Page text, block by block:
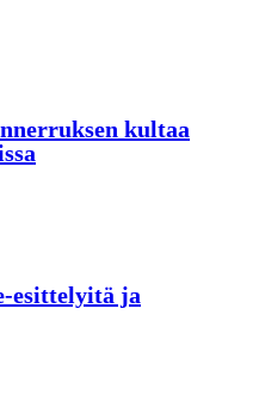
kultaa
esittelyitä ja